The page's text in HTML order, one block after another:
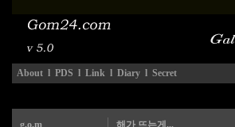
About l PDS l Link l Diary l Secret
g.o.m 해가 뜨는게...